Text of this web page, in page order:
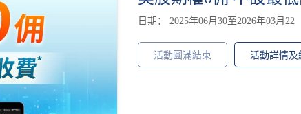
日期： 2025年06月30至2026年03月22
活動圓滿結束 活動詳情及